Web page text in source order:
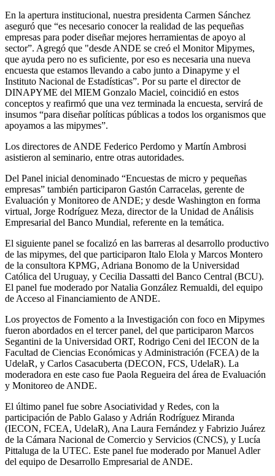
En la apertura institucional, nuestra presidenta Carmen Sánchez
aseguró que “es necesario conocer la realidad de las pequeñas
empresas para poder diseñar mejores herramientas de apoyo al
sector”. Agregó que "desde ANDE se creó el Monitor Mipymes,
que ayuda pero no es suficiente, por eso es necesaria una nueva
encuesta que estamos llevando a cabo junto a Dinapyme y el
Instituto Nacional de Estadísticas”. Por su parte el director de
DINAPYME del MIEM Gonzalo Maciel, coincidió en estos
conceptos y reafirmó que una vez terminada la encuesta, servirá de
insumos “para diseñar políticas públicas a todos los organismos que
apoyamos a las mipymes”.
Los directores de ANDE Federico Perdomo y Martín Ambrosi
asistieron al seminario, entre otras autoridades.
Del Panel inicial denominado “Encuestas de micro y pequeñas
empresas” también participaron Gastón Carracelas, gerente de
Evaluación y Monitoreo de ANDE; y desde Washington en forma
virtual, Jorge Rodríguez Meza, director de la Unidad de Análisis
Empresarial del Banco Mundial, referente en la temática.
El siguiente panel se focalizó en las barreras al desarrollo productivo
de las mipymes, del que participaron Italo Elola y Marcos Montero
de la consultora KPMG, Adriana Bonomo de la Universidad
Católica del Uruguay, y Cecilia Dassatti del Banco Central (BCU).
El panel fue moderado por Natalia González Remualdi, del equipo
de Acceso al Financiamiento de ANDE.
Los proyectos de Fomento a la Investigación con foco en Mipymes
fueron abordados en el tercer panel, del que participaron Marcos
Segantini de la Universidad ORT, Rodrigo Ceni del IECON de la
Facultad de Ciencias Económicas y Administración (FCEA) de la
UdelaR, y Carlos Casacuberta (DECON, FCS, UdelaR). La
moderadora en este caso fue Paola Regueira del área de Evaluación
y Monitoreo de ANDE.
El último panel fue sobre Asociatividad y Redes, con la
participación de Pablo Galaso y Adrián Rodríguez Miranda
(IECON, FCEA, UdelaR), Ana Laura Fernández y Fabrizio Juárez
de la Cámara Nacional de Comercio y Servicios (CNCS), y Lucía
Pittaluga de la UTEC. Este panel fue moderado por Manuel Adler
del equipo de Desarrollo Empresarial de ANDE.